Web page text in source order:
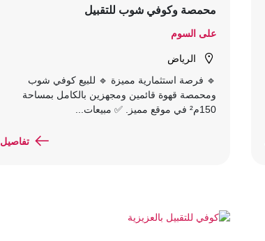
محمصة وكوفي شوب للتقبيل
على السوم
الرياض
🔹 فرصة استثمارية مميزة 🔹 للبيع كوفي شوب
ومحمصة قهوة قائمين ومجهزين بالكامل بمساحة
150م² في موقع مميز. ✅ مبيعات...
تفاصيل